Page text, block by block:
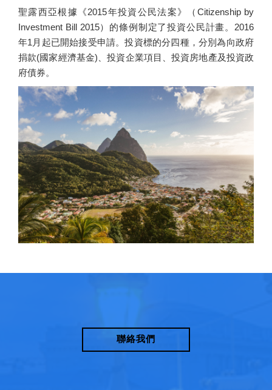
聖露西亞根據《2015年投資公民法案》（Citizenship by
Investment Bill 2015）的條例制定了投資公民計畫。2016
年1月起已開始接受申請。投資標的分四種，分別為向政府
捐款(國家經濟基金)、投資企業項目、投資房地產及投資政
府債券。
聯絡我們